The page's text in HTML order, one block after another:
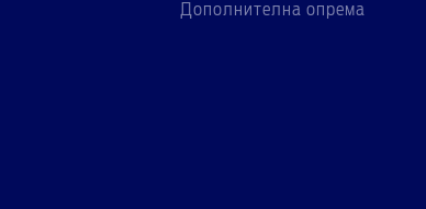
Дополнителна опрема